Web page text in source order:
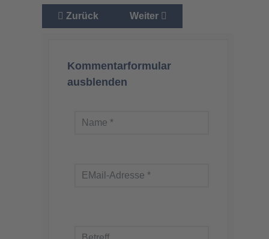
Vorheriger Beitrag: Im
Zurück Nächster Beitrag: Warkens
Weiter
Kommentarformular
ausblenden